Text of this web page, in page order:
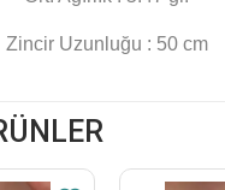
Zincir Uzunluğu : 50 cm